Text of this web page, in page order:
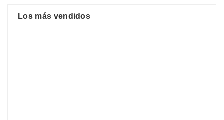
Los más vendidos